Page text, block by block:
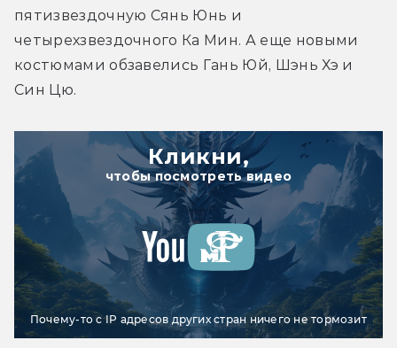
пятизвездочную Сянь Юнь и
четырехзвездочного Ка Мин. А еще новыми
костюмами обзавелись Гань Юй, Шэнь Хэ и
Син Цю.
Кликни,
чтобы посмотреть видео
Почему-то с IP адресов других стран ничего не тормозит